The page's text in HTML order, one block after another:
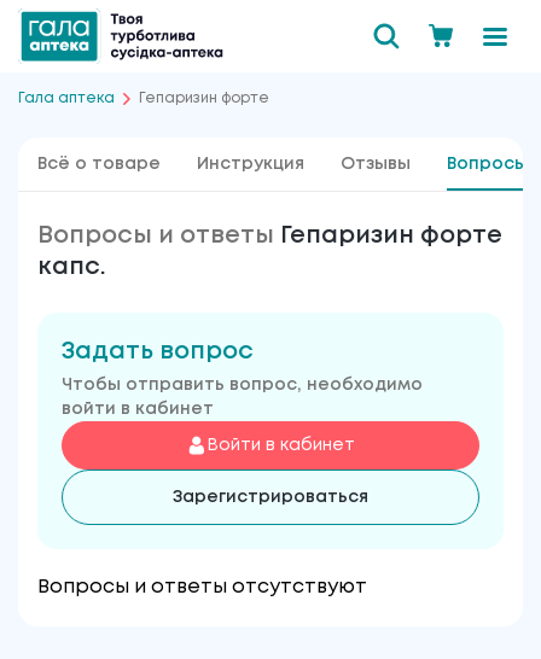
Гала аптека Гепаризин форте
Всё о товаре Инструкция Отзывы Вопросы
Вопросы и ответы Гепаризин форте
капс.
Задать вопрос
Чтобы отправить вопрос, необходимо
войти в кабинет
Войти в кабинет
Зарегистрироваться
Вопросы и ответы отсутствуют